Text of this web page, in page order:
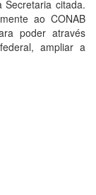
citada.
ao CONAB
poder através
ampliar a